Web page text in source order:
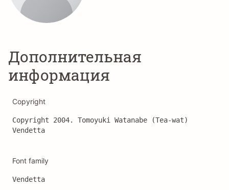
Дополнительная
информация
Copyright
Copyright 2004. Tomoyuki Watanabe (Tea‐wat)
Vendetta
Font family
Vendetta